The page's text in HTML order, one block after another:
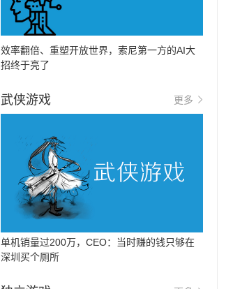
效率翻倍、重塑开放世界，索尼第一方的AI大
招终于亮了
武侠游戏 更多
单机销量过200万，CEO：当时赚的钱只够在
深圳买个厕所